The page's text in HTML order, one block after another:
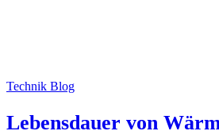
Technik Blog
Lebensdauer von